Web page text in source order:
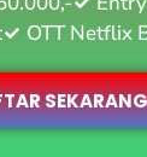
OTT Netflix
SEKARANG